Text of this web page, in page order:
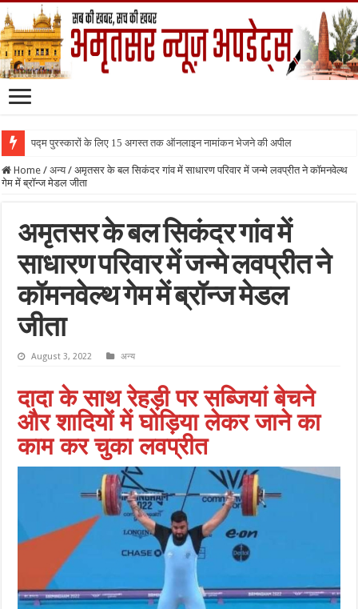
पद्म पुरस्कारों के लिए 15 अगस्त तक ऑनलाइन नामांकन भेजने की अपील
Home / अन्य / अमृतसर के बल सिकंदर गांव में साधारण परिवार में जन्मे लवप्रीत ने कॉमनवेल्थ
गेम में ब्रॉन्ज मेडल जीता
अमृतसर के बल सिकंदर गांव में
साधारण परिवार में जन्मे लवप्रीत ने
कॉमनवेल्थ गेम में ब्रॉन्ज मेडल
जीता
August 3, 2022 अन्य
दादा के साथ रेहड़ी पर सब्जियां बेचने
और शादियों में घोड़िया लेकर जाने का
काम कर चुका लवप्रीत